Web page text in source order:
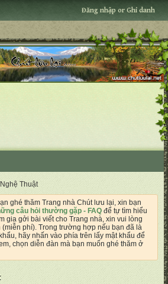
Đăng nhập or Ghi danh
Thuật
ghé thăm Trang nhà Chút lưu lại, xin bạn
câu hỏi thường gặp - FAQ để tự tìm hiểu
gia gởi bài viết cho Trang nhà, xin vui lòng
(miễn phí). Trong trường hợp nếu bạn đã là
hãy nhấn vào phía trên lấy mật khẩu để
chọn diễn đàn mà bạn muốn ghé thăm ở